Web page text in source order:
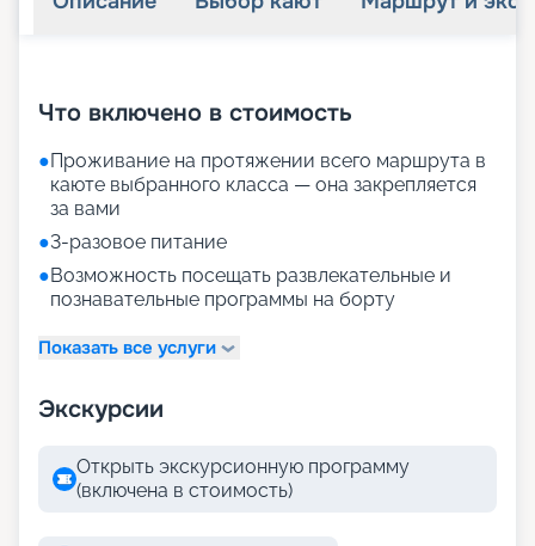
Что включено в стоимость
●Проживание на протяжении всего маршрута в
каюте выбранного класса — она закрепляется
за вами
●3-разовое питание
●Возможность посещать развлекательные и
познавательные программы на борту
Показать все услуги
Экскурсии
Открыть экскурсионную программу
(включена в стоимость)